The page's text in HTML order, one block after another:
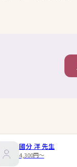
國分 洋先生
4,300円〜